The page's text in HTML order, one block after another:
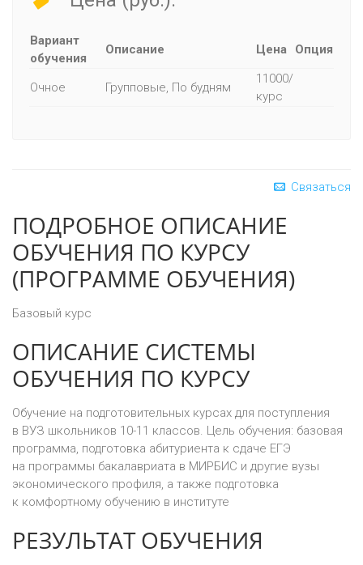
Вариант
обучения
Описание Цена Опция
Очное Групповые, По будням
11000/
курс
Связаться
ПОДРОБНОЕ ОПИСАНИЕ
ОБУЧЕНИЯ ПО КУРСУ
(ПРОГРАММЕ ОБУЧЕНИЯ)
Базовый курс
ОПИСАНИЕ СИСТЕМЫ
ОБУЧЕНИЯ ПО КУРСУ
Обучение на подготовительных курсах для поступления
в ВУЗ школьников 10-11 классов. Цель обучения: базовая
программа, подготовка абитуриента к сдаче ЕГЭ
на программы бакалавриата в МИРБИС и другие вузы
экономического профиля, а также подготовка
к комфортному обучению в институте
РЕЗУЛЬТАТ ОБУЧЕНИЯ